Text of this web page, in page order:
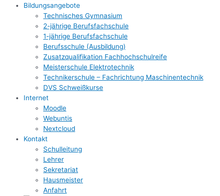
Bildungsangebote
Technisches Gymnasium
2-jährige Berufsfachschule
1-jährige Berufsfachschule
Berufsschule (Ausbildung)
Zusatzqualifikation Fachhochschulreife
Meisterschule Elektrotechnik
Technikerschule – Fachrichtung Maschinentechnik
DVS Schweißkurse
Internet
Moodle
Webuntis
Nextcloud
Kontakt
Schulleitung
Lehrer
Sekretariat
Hausmeister
Anfahrt